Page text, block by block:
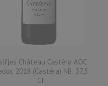
Château Castéra AOC
2018 (Castéra) NB: 37,5
Cl